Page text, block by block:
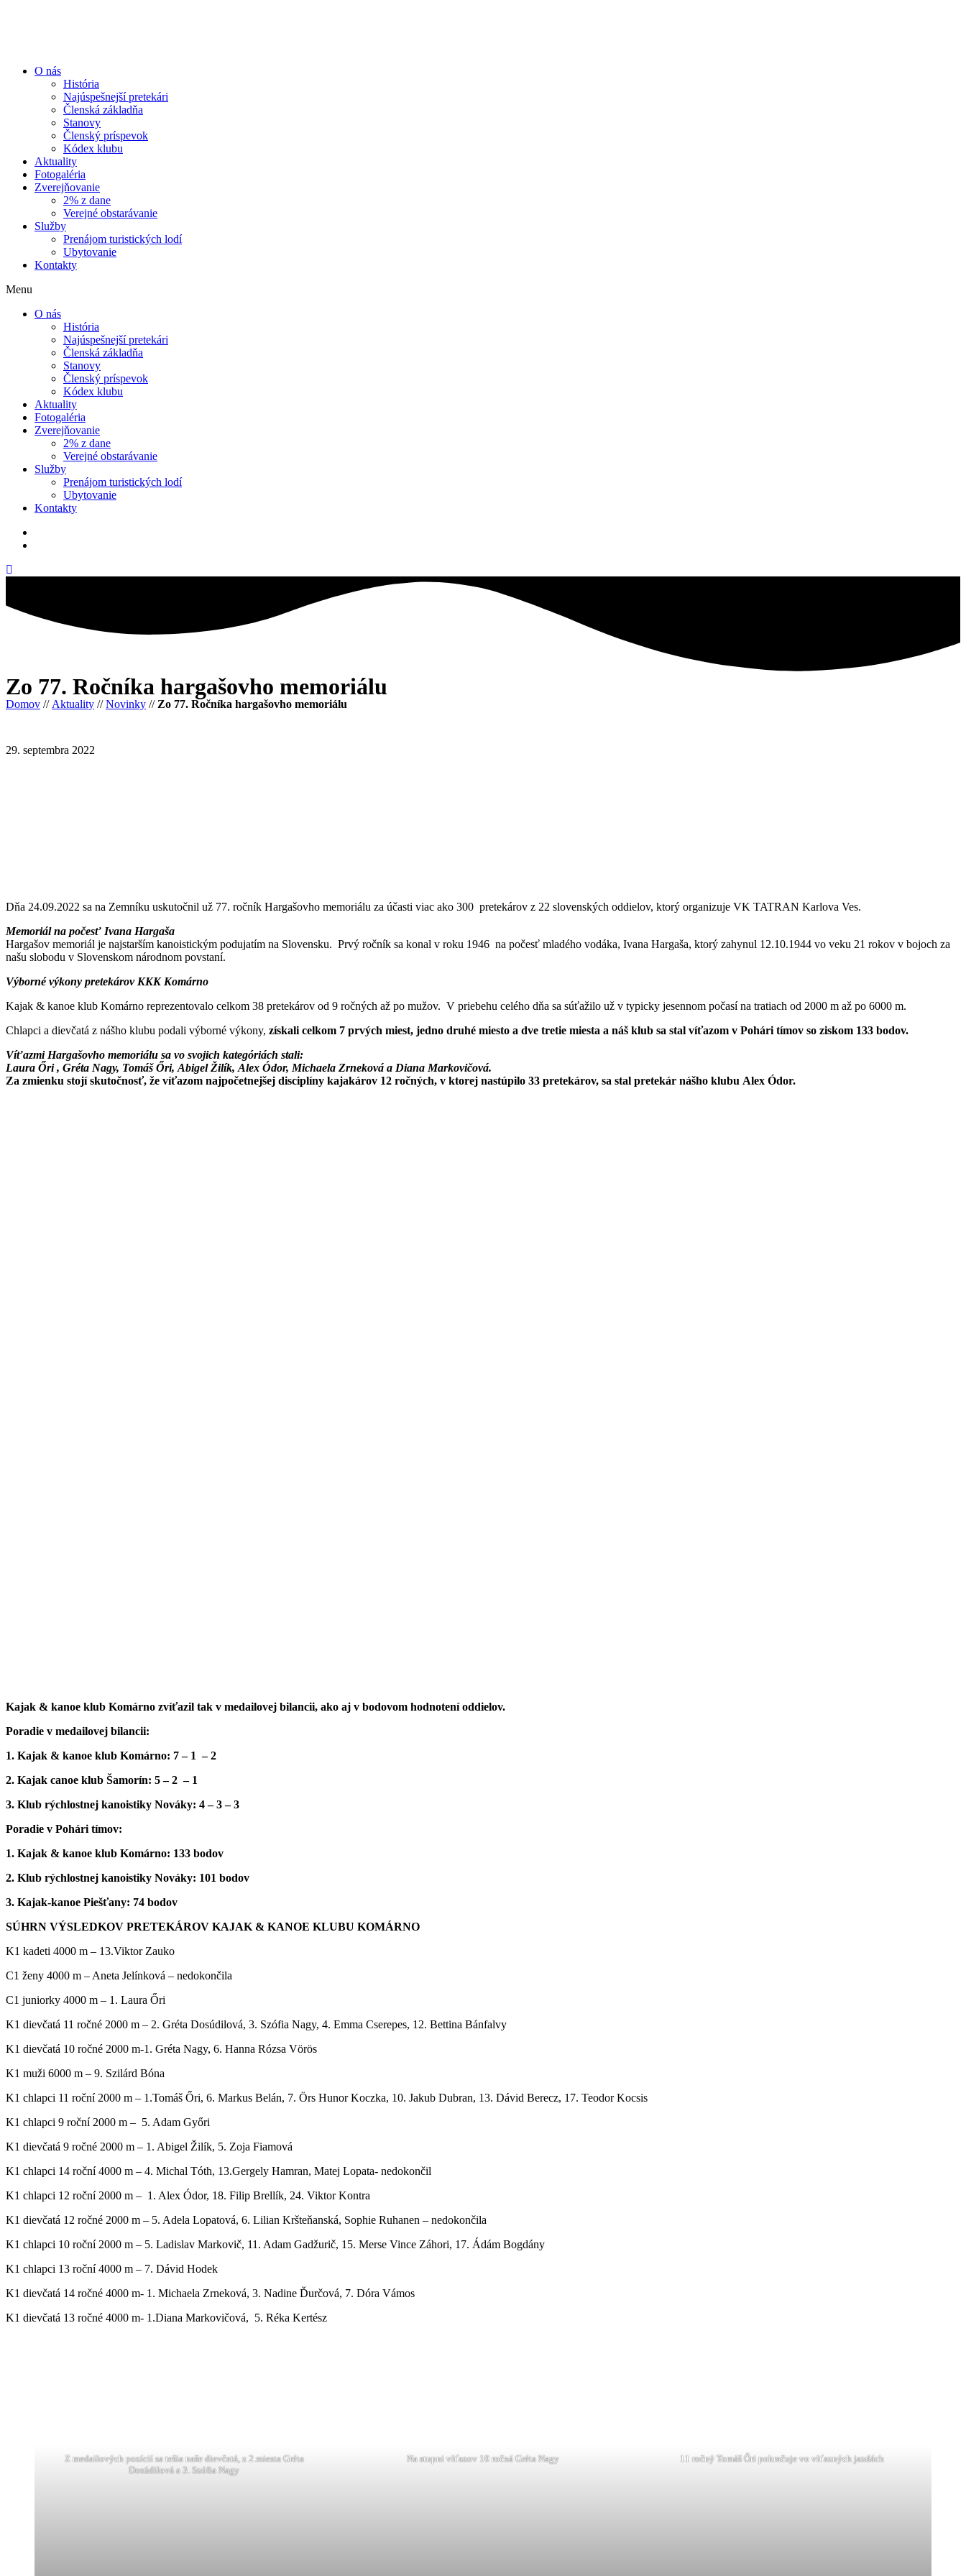
O nás
História
Najúspešnejší pretekári
Členská základňa
Stanovy
Členský príspevok
Kódex klubu
Aktuality
Fotogaléria
Zverejňovanie
2% z dane
Verejné obstarávanie
Služby
Prenájom turistických lodí
Ubytovanie
Kontakty
Menu
O nás
História
Najúspešnejší pretekári
Členská základňa
Stanovy
Členský príspevok
Kódex klubu
Aktuality
Fotogaléria
Zverejňovanie
2% z dane
Verejné obstarávanie
Služby
Prenájom turistických lodí
Ubytovanie
Kontakty
Zo 77. Ročníka hargašovho memoriálu
Domov // Aktuality //Novinky // Zo 77. Ročníka hargašovho memoriálu
29. septembra 2022
Dňa 24.09.2022 sa na Zemníku uskutočnil už 77. ročník Hargašovho memoriálu za účasti viac ako 300 pretekárov z 22 slovenských oddielov, ktorý organizuje VK TATRAN Karlova Ves.
Memoriál na počesť Ivana Hargaša
Hargašov memoriál je najstarším kanoistickým podujatím na Slovensku. Prvý ročník sa konal v roku 1946 na počesť mladého vodáka, Ivana Hargaša, ktorý zahynul 12.10.1944 vo veku 21 rokov v bojoch za
našu slobodu v Slovenskom národnom povstaní.
Výborné výkony pretekárov KKK Komárno
Kajak & kanoe klub Komárno reprezentovalo celkom 38 pretekárov od 9 ročných až po mužov. V priebehu celého dňa sa súťažilo už v typicky jesennom počasí na tratiach od 2000 m až po 6000 m.
Chlapci a dievčatá z nášho klubu podali výborné výkony, získali celkom 7 prvých miest, jedno druhé miesto a dve tretie miesta a náš klub sa stal víťazom v Pohári tímov so ziskom 133 bodov.
Víťazmi Hargašovho memoriálu sa vo svojich kategóriách stali:
Laura Őri , Gréta Nagy, Tomáš Őri, Abigel Žilík, Alex Ódor, Michaela Zrneková a Diana Markovičová.
Za zmienku stojí skutočnosť, že víťazom najpočetnejšej disciplíny kajakárov 12 ročných, v ktorej nastúpilo 33 pretekárov, sa stal pretekár nášho klubu Alex Ódor.
Kajak & kanoe klub Komárno zvíťazil tak v medailovej bilancii, ako aj v bodovom hodnotení oddielov.
Poradie v medailovej bilancii:
1. Kajak & kanoe klub Komárno: 7 – 1 – 2
2. Kajak canoe klub Šamorín: 5 – 2 – 1
3. Klub rýchlostnej kanoistiky Nováky: 4 – 3 – 3
Poradie v Pohári tímov:
1. Kajak & kanoe klub Komárno: 133 bodov
2. Klub rýchlostnej kanoistiky Nováky: 101 bodov
3. Kajak-kanoe Piešťany: 74 bodov
SÚHRN VÝSLEDKOV PRETEKÁROV KAJAK & KANOE KLUBU KOMÁRNO
K1 kadeti 4000 m – 13.Viktor Zauko
C1 ženy 4000 m – Aneta Jelínková – nedokončila
C1 juniorky 4000 m – 1. Laura Őri
K1 dievčatá 11 ročné 2000 m – 2. Gréta Dosúdilová, 3. Szófia Nagy, 4. Emma Cserepes, 12. Bettina Bánfalvy
K1 dievčatá 10 ročné 2000 m-1. Gréta Nagy, 6. Hanna Rózsa Vörös
K1 muži 6000 m – 9. Szilárd Bóna
K1 chlapci 11 roční 2000 m – 1.Tomáš Őri, 6. Markus Belán, 7. Örs Hunor Koczka, 10. Jakub Dubran, 13. Dávid Berecz, 17. Teodor Kocsis
K1 chlapci 9 roční 2000 m – 5. Adam Győri
K1 dievčatá 9 ročné 2000 m – 1. Abigel Žilík, 5. Zoja Fiamová
K1 chlapci 14 roční 4000 m – 4. Michal Tóth, 13.Gergely Hamran, Matej Lopata- nedokončil
K1 chlapci 12 roční 2000 m – 1. Alex Ódor, 18. Filip Brellík, 24. Viktor Kontra
K1 dievčatá 12 ročné 2000 m – 5. Adela Lopatová, 6. Lilian Kršteňanská, Sophie Ruhanen – nedokončila
K1 chlapci 10 roční 2000 m – 5. Ladislav Markovič, 11. Adam Gadžurič, 15. Merse Vince Záhori, 17. Ádám Bogdány
K1 chlapci 13 roční 4000 m – 7. Dávid Hodek
K1 dievčatá 14 ročné 4000 m- 1. Michaela Zrneková, 3. Nadine Ďurčová, 7. Dóra Vámos
K1 dievčatá 13 ročné 4000 m- 1.Diana Markovičová, 5. Réka Kertész
Z medailových pozícií sa tešia naše dievčatá, z 2.miesta Gréta
Dosúdilová a 3. Szófia Nagy
Na stupni víťazov 10 ročná Gréta Nagy 11 ročný Tomáš Őri pokračuje vo víťazných jazdách